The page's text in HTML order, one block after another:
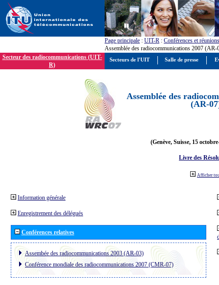
Page principale : UIT-R : Conférences et réunions
Assemblée des radiocommunications 2007 (AR-
Secteur des radiocommunications (UIT-
R)
Assemblée des
(AR-
(Genève, Suisse, 15
Livre des
Afficher
Information générale
Enregistrement des délégués
Conférences relatives
Assembée des radiocommunications 2003 (AR-03)
Conférence mondiale des radiocommunications 2007 (CMR-07)
Secteurs de l'UIT Salle de presse